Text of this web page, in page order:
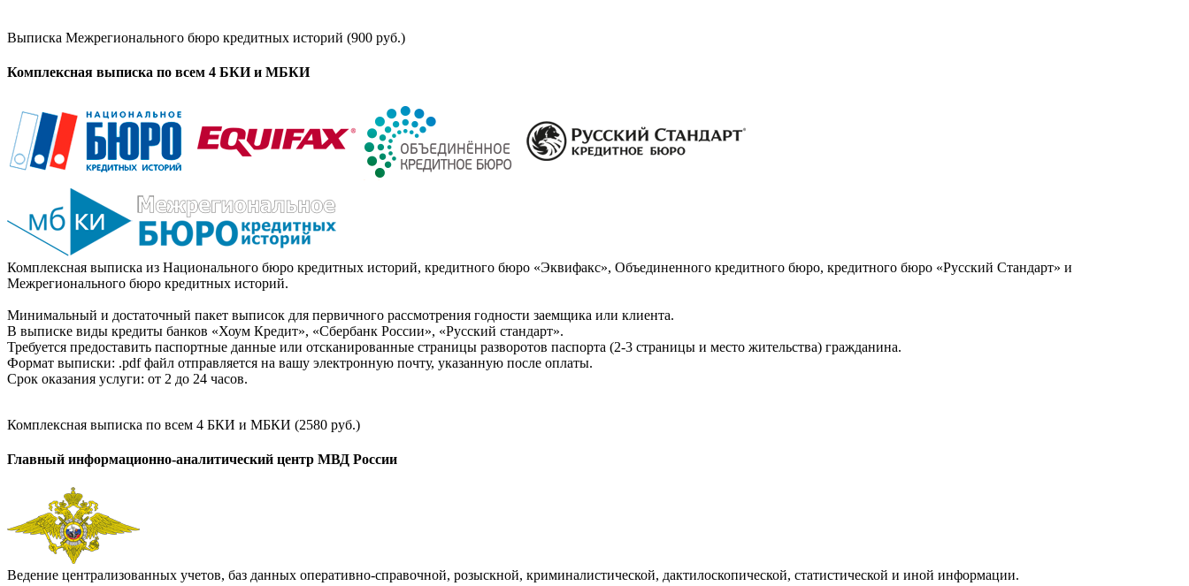
Выписка Межрегионального бюро кредитных историй (900 руб.)
Комплексная выписка по всем 4 БКИ и МБКИ
Комплексная выписка из Национального бюро кредитных историй, кредитного бюро «Эквифакс», Объединенного кредитного бюро, кредитного бюро «Русский Стандарт» и
Межрегионального бюро кредитных историй.
Минимальный и достаточный пакет выписок для первичного рассмотрения годности заемщика или клиента.
В выписке виды кредиты банков «Хоум Кредит», «Сбербанк России», «Русский стандарт».
Требуется предоставить паспортные данные или отсканированные страницы разворотов паспорта (2-3 страницы и место жительства) гражданина.
Формат выписки: .pdf файл отправляется на вашу электронную почту, указанную после оплаты.
Срок оказания услуги: от 2 до 24 часов.
Комплексная выписка по всем 4 БКИ и МБКИ (2580 руб.)
Главный информационно-аналитический центр МВД России
Ведение централизованных учетов, баз данных оперативно-справочной, розыскной, криминалистической, дактилоскопической, статистической и иной информации.